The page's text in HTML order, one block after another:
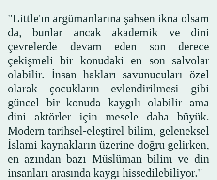
"Little'ın argümanlarına şahsen ikna olsam
da, bunlar ancak akademik ve dini
çevrelerde devam eden son derece
çekişmeli bir konudaki en son salvolar
olabilir. İnsan hakları savunucuları özel
olarak çocukların evlendirilmesi gibi
güncel bir konuda kaygılı olabilir ama
dini aktörler için mesele daha büyük.
Modern tarihsel-eleştirel bilim, geleneksel
İslami kaynakların üzerine doğru gelirken,
en azından bazı Müslüman bilim ve din
insanları arasında kaygı hissedilebiliyor."